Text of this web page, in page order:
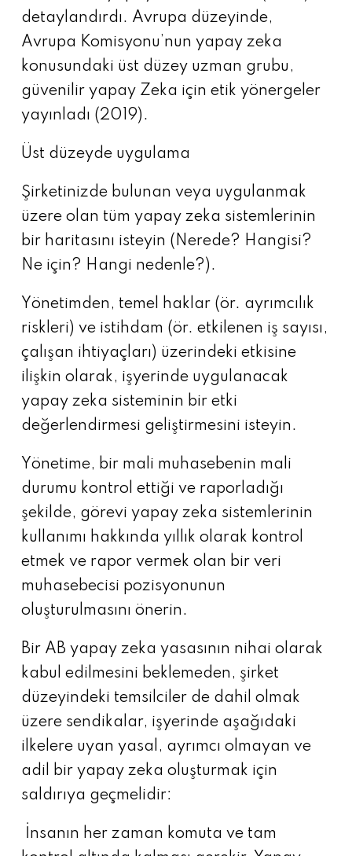
detaylandırdı. Avrupa düzeyinde,
Avrupa Komisyonu’nun yapay zeka
konusundaki üst düzey uzman grubu,
güvenilir yapay Zeka için etik yönergeler
yayınladı (2019).
Üst düzeyde uygulama
Şirketinizde bulunan veya uygulanmak
üzere olan tüm yapay zeka sistemlerinin
bir haritasını isteyin (Nerede? Hangisi?
Ne için? Hangi nedenle?).
Yönetimden, temel haklar (ör. ayrımcılık
riskleri) ve istihdam (ör. etkilenen iş sayısı,
çalışan ihtiyaçları) üzerindeki etkisine
ilişkin olarak, işyerinde uygulanacak
yapay zeka sisteminin bir etki
değerlendirmesi geliştirmesini isteyin.
Yönetime, bir mali muhasebenin mali
durumu kontrol ettiği ve raporladığı
şekilde, görevi yapay zeka sistemlerinin
kullanımı hakkında yıllık olarak kontrol
etmek ve rapor vermek olan bir veri
muhasebecisi pozisyonunun
oluşturulmasını önerin.
Bir AB yapay zeka yasasının nihai olarak
kabul edilmesini beklemeden, şirket
düzeyindeki temsilciler de dahil olmak
üzere sendikalar, işyerinde aşağıdaki
ilkelere uyan yasal, ayrımcı olmayan ve
adil bir yapay zeka oluşturmak için
saldırıya geçmelidir:
İnsanın her zaman komuta ve tam